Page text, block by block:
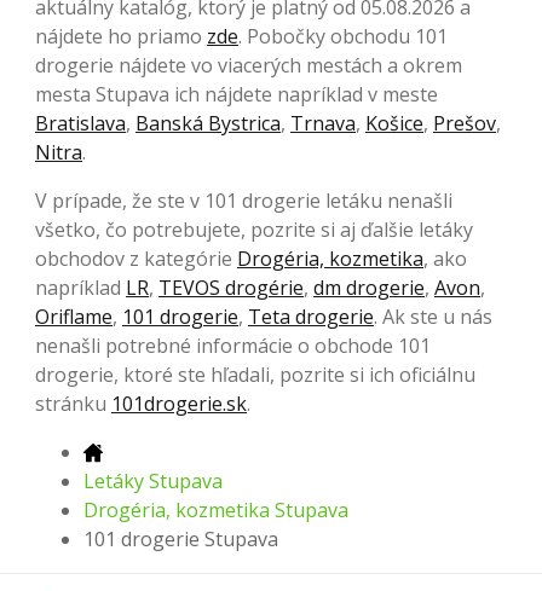
aktuálny katalóg, ktorý je platný od 05.08.2026 a
nájdete ho priamo zde. Pobočky obchodu 101
drogerie nájdete vo viacerých mestách a okrem
mesta Stupava ich nájdete napríklad v meste
Bratislava, Banská Bystrica, Trnava, Košice, Prešov,
Nitra.
V prípade, že ste v 101 drogerie letáku nenašli
všetko, čo potrebujete, pozrite si aj ďalšie letáky
obchodov z kategórie Drogéria, kozmetika, ako
napríklad LR, TEVOS drogérie, dm drogerie, Avon,
Oriflame, 101 drogerie, Teta drogerie. Ak ste u nás
nenašli potrebné informácie o obchode 101
drogerie, ktoré ste hľadali, pozrite si ich oficiálnu
stránku 101drogerie.sk.
Letáky Stupava
Drogéria, kozmetika Stupava
101 drogerie Stupava